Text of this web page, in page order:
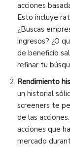
acciones
Esto incluye
¿Buscas
ingresos? ¿O
de beneficio
refinar tu
Rendimiento
un historial
screeners te
de las
acciones que
mercado